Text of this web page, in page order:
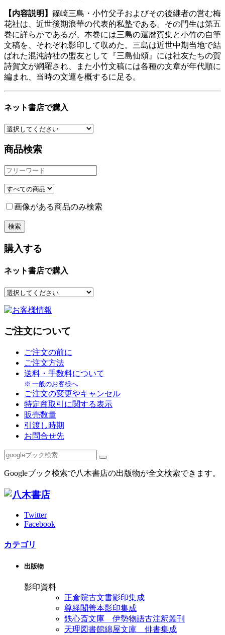
【内容説明】 篠崎三島・小竹父子およびその後継者の営む梅
花社は、近世後期浪華の代表的私塾である。その門生は第五
巻に詳らかであるが、本巻には三島の還暦賀集と小竹の自筆
文稿を、それぞれ影印して収めた。三島は近世中期当地で結
ばれた混沌詩社の盟友として『三島仙頌』には社友たちの賀
詩賀文が網羅され、また小竹文稿には各種の文章が年代順に
編まれ、当時の文運を概するに足る。
ネット書店で購入
商品検索
画像がある商品のみ検索
購入する
ネット書店で購入
ご注文について
ご注文の前に
ご注文方法
送料・手数料について
※ 一般のお客様へ
ご注文の変更やキャンセル
特定商取引に関する表示
販売数量
引渡し時期
お問合せ先
Googleブック検索で八木書店の出版物が全文検索できます。
Twitter
Facebook
カテゴリ
出版物
影印資料
正倉院古文書影印集成
尊経閣善本影印集成
鉄心斎文庫 伊勢物語古注釈叢刊
天理図書館綿屋文庫 俳書集成